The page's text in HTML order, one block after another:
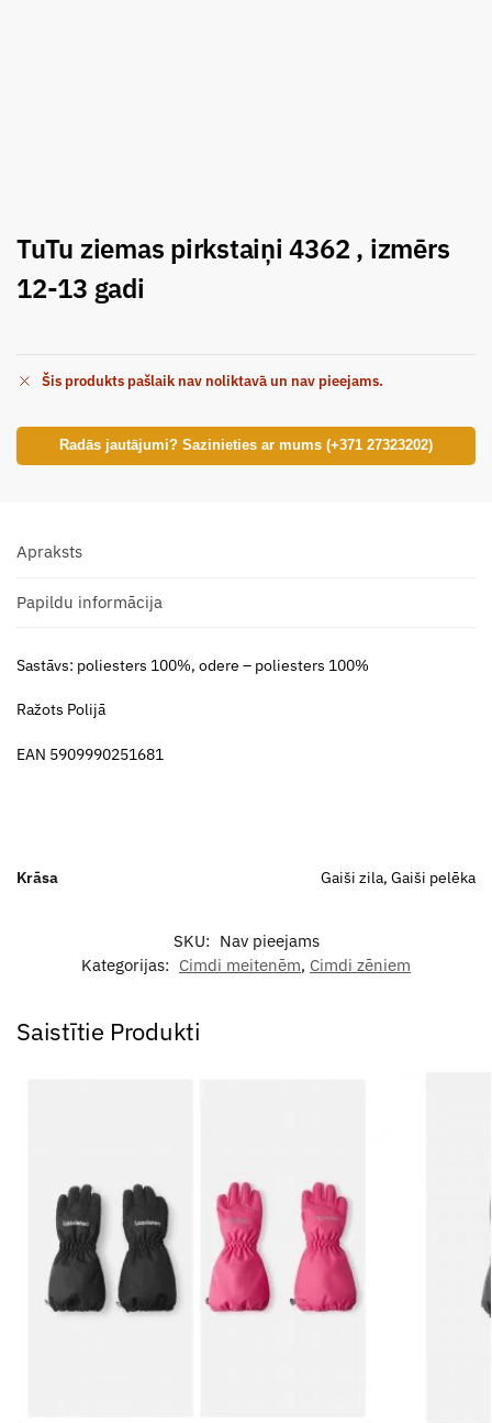
TuTu ziemas pirkstaiņi 4362 , izmērs
12-13 gadi
Šis produkts pašlaik nav noliktavā un nav pieejams.
Radās jautājumi? Sazinieties ar mums (+371 27323202)
Apraksts
Papildu informācija
Sastāvs: poliesters 100%, odere – poliesters 100%
Ražots Polijā
EAN 5909990251681
Krāsa Gaiši zila, Gaiši pelēka
SKU: Nav pieejams
Kategorijas: Cimdi meitenēm, Cimdi zēniem
Saistītie Produkti